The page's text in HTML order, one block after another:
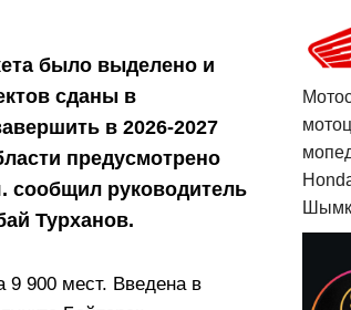
было выделено и
сданы в
в 2026-2027
предусмотрено
сообщил руководитель
Турханов.
9 900 мест. Введена в